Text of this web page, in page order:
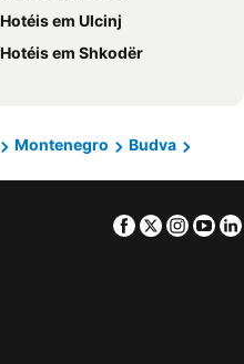
Hotéis em Ulcinj
Hotéis em Shkodër
Montenegro
Budva
Facebook
Twitter